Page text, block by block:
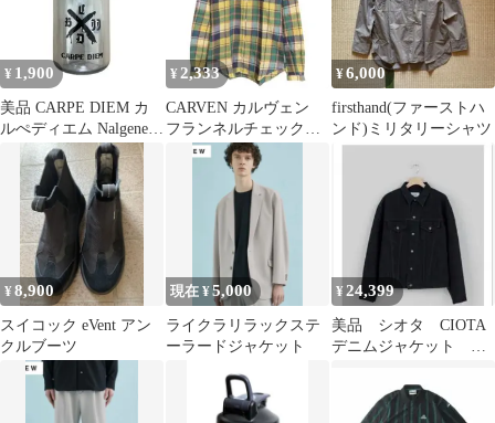
¥ 1,900
美品 CARPE DIEM カ
ルぺディエム Nalgeneボ
トル 柔術 水筒
¥ 2,333
CARVEN カルヴェン
フランネルチェックシ
ャツ
¥6,000
firsthand(ファーストハ
ンド)ミリタリーシャツ
¥8,900
スイコック eVent アン
クルブーツ
現在 ¥5,000
ライクラリラックステ
ーラードジャケット
¥24,399
美品 シオタ CIOTA
デニムジャケット